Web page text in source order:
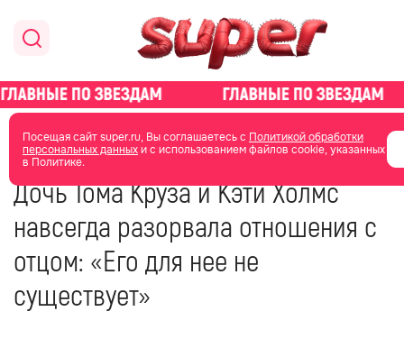
Посещая сайт super.ru, Вы соглашаетесь с Политикой обработки
персональных данныхи с использованием файлов cookie, указанных
в Политике.
главная новости о звездах
22 апреля 2024
Дочь Тома Круза и Кэти Холмс
навсегда разорвала отношения с
отцом: «Его для нее не
существует»